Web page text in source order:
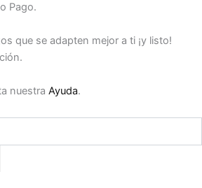
Pago.
que se adapten mejor a ti ¡y listo!
nuestra Ayuda.